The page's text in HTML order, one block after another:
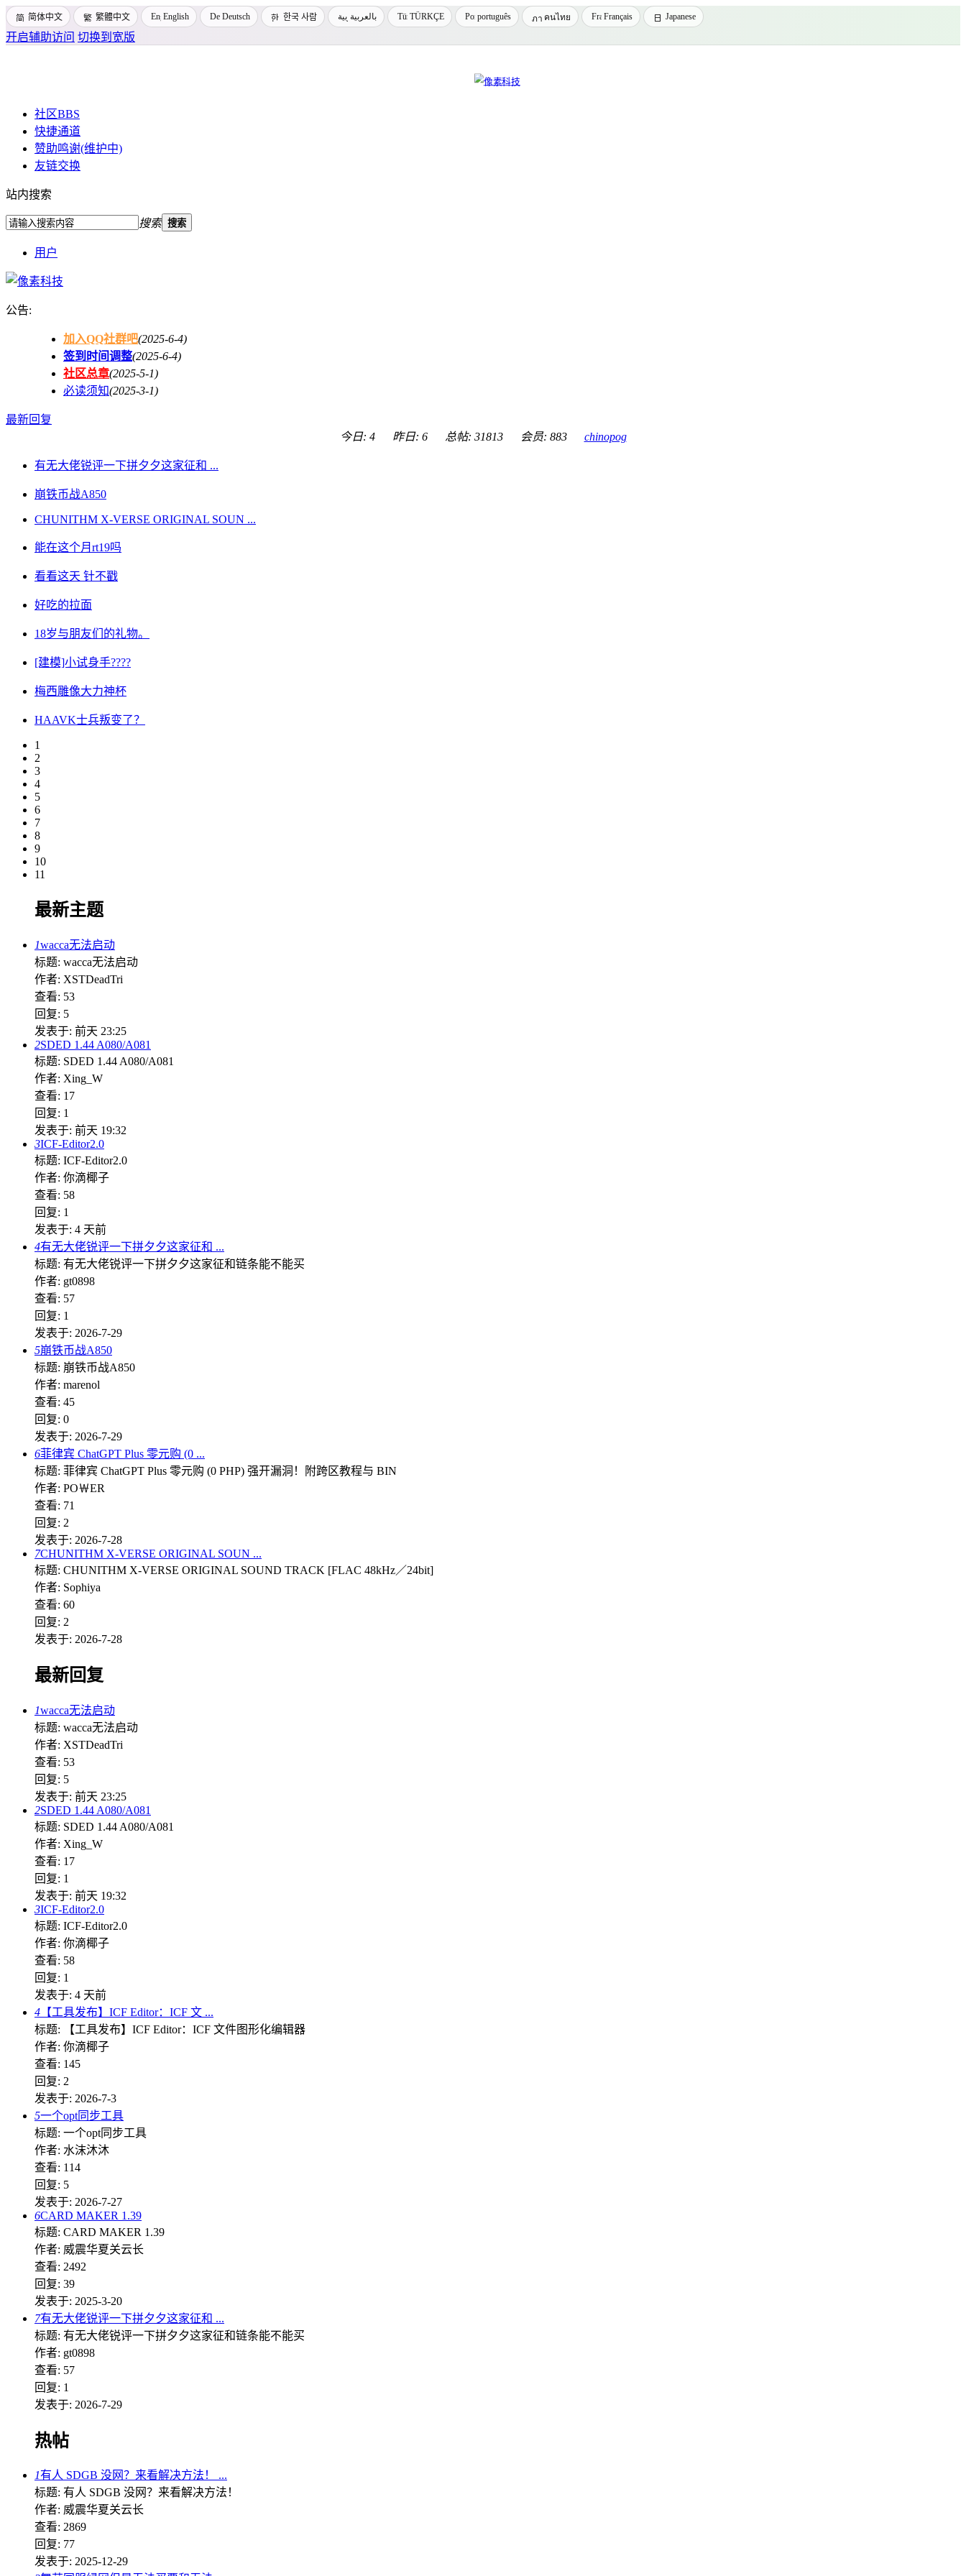
简体中文 繁體中文 English Deutsch 한국 사람 بالعربية TÜRKÇE português คนไทย Français Japanese
开启辅助访问 切换到宽版
社区BBS
快捷通道
赞助鸣谢(维护中)
友链交换
站内搜索
搜索 搜索
用户
Pixtech 社区 - 云计算、Linux 运维、网络技术与容器化交流平台
公告:
加入QQ社群吧(2025-6-4)
签到时间调整(2025-6-4)
社区总章(2025-5-1)
必读须知(2025-3-1)
最新回复
今日: 4
昨日: 6 总帖: 31813 会员: 883 chinopog
有无大佬锐评一下拼夕夕这家征和 ...
崩铁币战A850
CHUNITHM X-VERSE ORIGINAL SOUN ...
能在这个月rt19吗
看看这天 针不戳
好吃的拉面
18岁与朋友们的礼物。
[建模]小试身手????
梅西雕像大力神杯
HAAVK士兵叛变了？
1
2
3
4
5
6
7
8
9
10
11
最新主题
1wacca无法启动
标题: wacca无法启动
作者: XSTDeadTri
查看: 53
回复: 5
发表于: 前天 23:25
2SDED 1.44 A080/A081
标题: SDED 1.44 A080/A081
作者: Xing_W
查看: 17
回复: 1
发表于: 前天 19:32
3ICF-Editor2.0
标题: ICF-Editor2.0
作者: 你滴椰子
查看: 58
回复: 1
发表于: 4 天前
4有无大佬锐评一下拼夕夕这家征和 ...
标题: 有无大佬锐评一下拼夕夕这家征和链条能不能买
作者: gt0898
查看: 57
回复: 1
发表于: 2026-7-29
5崩铁币战A850
标题: 崩铁币战A850
作者: marenol
查看: 45
回复: 0
发表于: 2026-7-29
6菲律宾 ChatGPT Plus 零元购 (0 ...
标题: 菲律宾 ChatGPT Plus 零元购 (0 PHP) 强开漏洞！附跨区教程与 BIN
作者: PO￦ER
查看: 71
回复: 2
发表于: 2026-7-28
7CHUNITHM X-VERSE ORIGINAL SOUN ...
标题: CHUNITHM X-VERSE ORIGINAL SOUND TRACK [FLAC 48kHz／24bit]
作者: Sophiya
查看: 60
回复: 2
发表于: 2026-7-28
最新回复
1wacca无法启动
标题: wacca无法启动
作者: XSTDeadTri
查看: 53
回复: 5
发表于: 前天 23:25
2SDED 1.44 A080/A081
标题: SDED 1.44 A080/A081
作者: Xing_W
查看: 17
回复: 1
发表于: 前天 19:32
3ICF-Editor2.0
标题: ICF-Editor2.0
作者: 你滴椰子
查看: 58
回复: 1
发表于: 4 天前
4 【工具发布】ICF Editor：ICF 文 ...
标题: 【工具发布】ICF Editor：ICF 文件图形化编辑器
作者: 你滴椰子
查看: 145
回复: 2
发表于: 2026-7-3
5一个opt同步工具
标题: 一个opt同步工具
作者: 水沫沐沐
查看: 114
回复: 5
发表于: 2026-7-27
6CARD MAKER 1.39
标题: CARD MAKER 1.39
作者: 威震华夏关云长
查看: 2492
回复: 39
发表于: 2025-3-20
7有无大佬锐评一下拼夕夕这家征和 ...
标题: 有无大佬锐评一下拼夕夕这家征和链条能不能买
作者: gt0898
查看: 57
回复: 1
发表于: 2026-7-29
热帖
1有人 SDGB 没网？来看解决方法！ ...
标题: 有人 SDGB 没网？来看解决方法！
作者: 威震华夏关云长
查看: 2869
回复: 77
发表于: 2025-12-29